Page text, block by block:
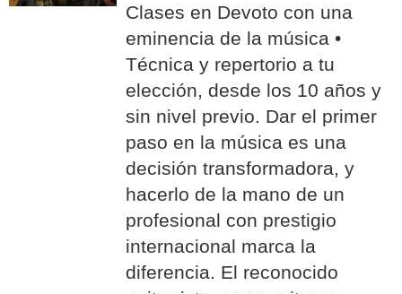
Clases en Devoto con una
eminencia de la música •
Técnica y repertorio a tu
elección, desde los 10 años y
sin nivel previo. Dar el primer
paso en la música es una
decisión transformadora, y
hacerlo de la mano de un
profesional con prestigio
internacional marca la
diferencia. El reconocido